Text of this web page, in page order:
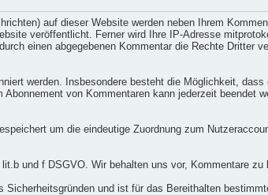
auf dieser Website werden neben Ihrem
veröffentlicht. Ferner wird Ihre IP-Adresse
einen abgegebenen Kommentar die Rechte Dritter
werden. Insbesondere besteht die Möglichkeit,
von Kommentaren kann jederzeit beendet
um die eindeutige Zuordnung zum
und f DSGVO. Wir behalten uns vor, Kommentare
Sicherheitsgründen und ist für das Bereithalten